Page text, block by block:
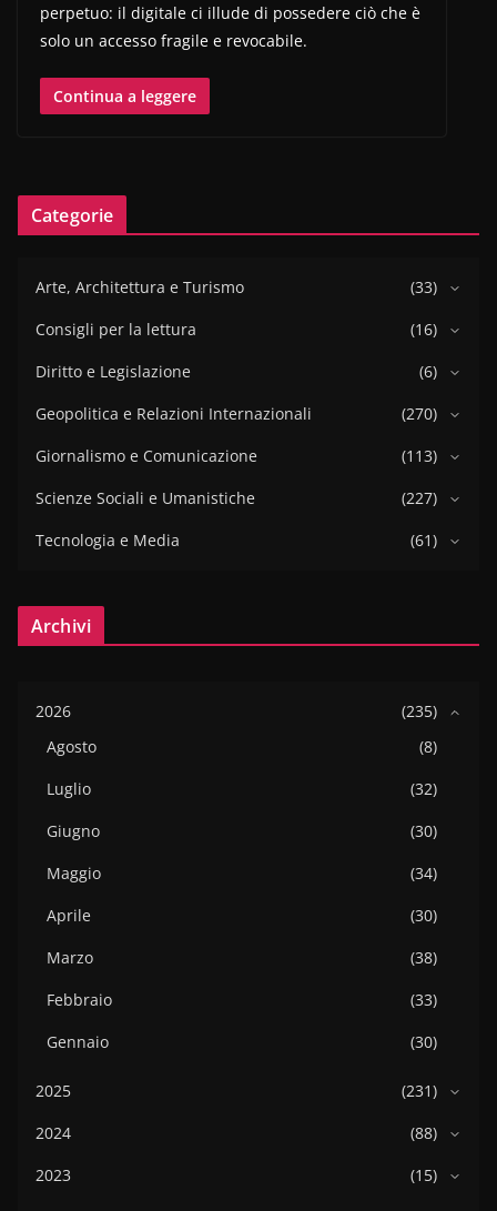
perpetuo: il digitale ci illude di possedere ciò che è
solo un accesso fragile e revocabile.
Continua a leggere
Categorie
Arte, Architettura e Turismo
(33)
Consigli per la lettura
(16)
Diritto e Legislazione
(6)
Geopolitica e Relazioni Internazionali
(270)
Giornalismo e Comunicazione
(113)
Scienze Sociali e Umanistiche
(227)
Tecnologia e Media
(61)
Archivi
2026
(235)
Agosto
(8)
Luglio
(32)
Giugno
(30)
Maggio
(34)
Aprile
(30)
Marzo
(38)
Febbraio
(33)
Gennaio
(30)
2025
(231)
2024
(88)
2023
(15)